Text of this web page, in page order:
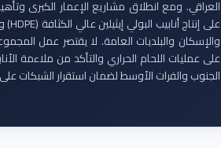
والإسكان والبلديات العامة. لا يقتصر عمل
على عمليات اللحام الحراري والتأكد من ملاءمة
الجنوب والفرات الأوسط لضمان استقرار الشبكات